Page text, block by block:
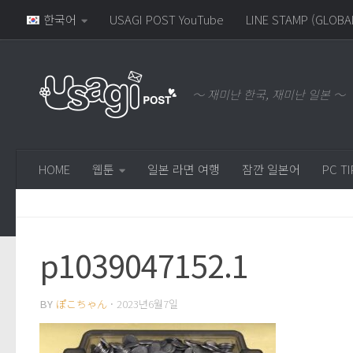
한국어 USAGI POST YouTube LINE STAMP
～ 재미난 한국, 재미난 일본 ～
HOME 웹툰 일본 라면 여행 잠깐 일본어 PC
p1039047152.1
BY ぽこちゃん · 2023년6월7일